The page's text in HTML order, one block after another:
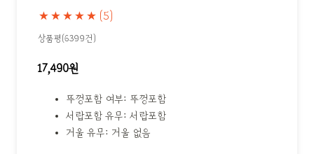
★★★★★ (5)
상품평(6399건)
17,490원
뚜껑포함 여부: 뚜껑포함
서랍포함 유무: 서랍포함
거울 유무: 거울 없음